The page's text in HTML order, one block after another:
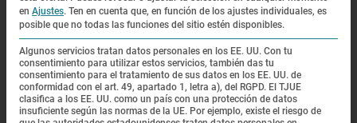
Recorrido virtual del entorno
en Ajustes. Ten en cuenta que, en función de los ajustes individuales, es
posible que no todas las funciones del sitio estén disponibles.
Algunos servicios tratan datos personales en los EE. UU. Con tu
consentimiento para utilizar estos servicios, también das tu
consentimiento para el tratamiento de sus datos en los EE. UU. de
conformidad con el art. 49, apartado 1, letra a), del RGPD. El TJUE
clasifica a los EE. UU. como un país con una protección de datos
insuficiente según las normas de la UE. Por ejemplo, existe el riesgo de